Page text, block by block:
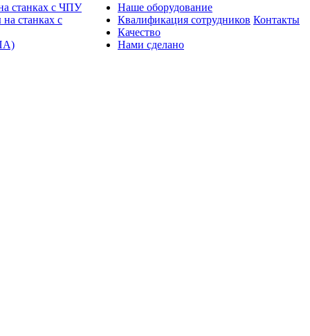
станках с ЧПУ
станках с
Наше оборудование
Квалификация сотрудников
Качество
Нами сделано
Контакты